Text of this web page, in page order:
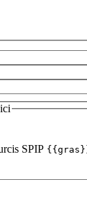
SPIP